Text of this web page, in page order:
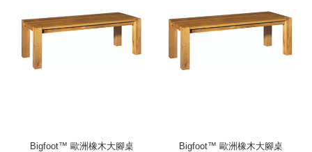
Bigfoot™ 歐洲橡木大腳桌
Bigfoot™ 歐洲橡木大腳桌